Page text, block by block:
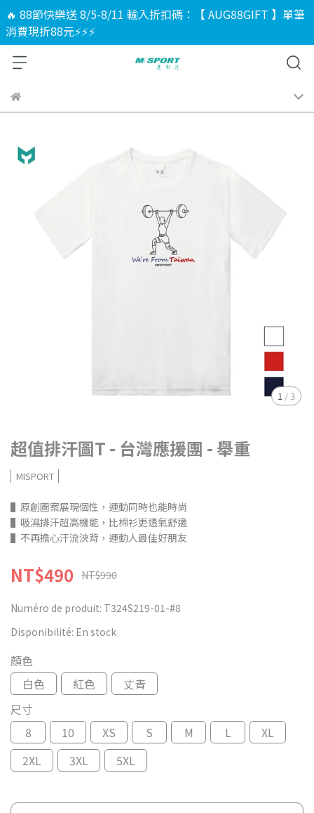
🔥 88節快樂送 8/5-8/11 輸入折扣碼：【 AUG88GIFT 】單筆
消費現折88元⚡⚡⚡
1 /3
超值排汗圖T - 台灣應援團 - 舉重
MISPORT
▌原創圖案展現個性，運動同時也能時尚
▌吸濕排汗超高機能，比棉衫更透氣舒適
▌不再擔心汗流浹背，運動人最佳好朋友
NT$490 NT$990
Numéro de produit: T324S219-01-#8
Disponibilité: En stock
顏色
白色
紅色
丈青
尺寸
8
10 XS S M L
XL
2XL
3XL 5XL